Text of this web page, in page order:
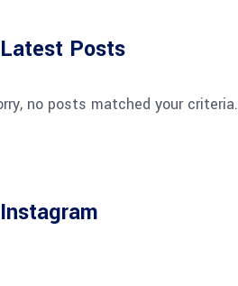
Latest Posts
no posts matched your criteria.
Instagram